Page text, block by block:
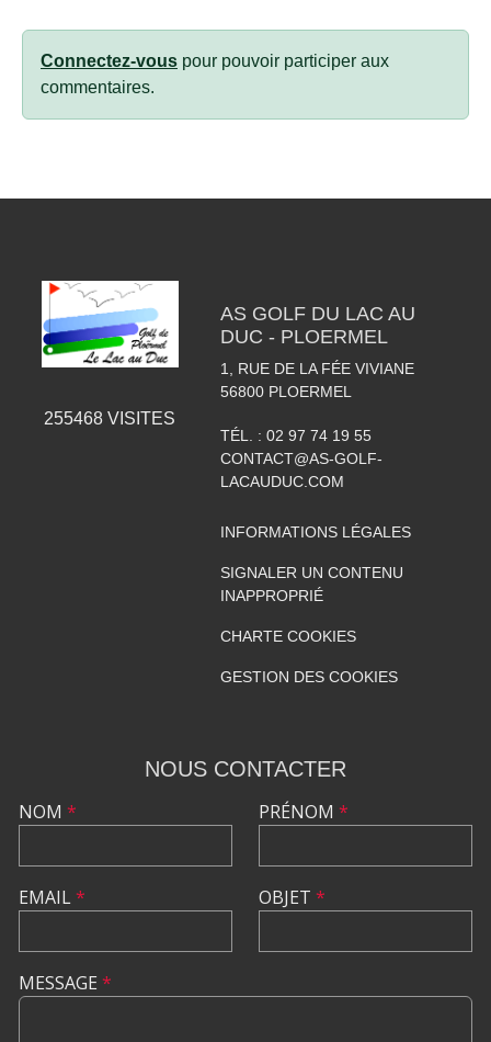
Connectez-vous pour pouvoir participer aux
commentaires.
255468 VISITES
AS GOLF DU LAC AU
DUC - PLOERMEL
1, RUE DE LA FÉE VIVIANE
56800 PLOERMEL
TÉL. : 02 97 74 19 55
CONTACT@AS-GOLF-
LACAUDUC.COM
INFORMATIONS LÉGALES
SIGNALER UN CONTENU
INAPPROPRIÉ
CHARTE COOKIES
GESTION DES COOKIES
NOUS CONTACTER
NOM *
EMAIL*
PRÉNOM *
OBJET *
MESSAGE *